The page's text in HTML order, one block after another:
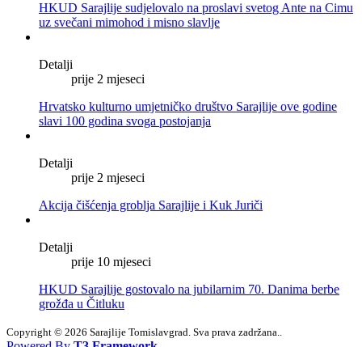
HKUD Sarajlije sudjelovalo na proslavi svetog Ante na Cimu
uz svečani mimohod i misno slavlje
Detalji
prije 2 mjeseci
Hrvatsko kulturno umjetničko društvo Sarajlije ove godine
slavi 100 godina svoga postojanja
Detalji
prije 2 mjeseci
Akcija čišćenja groblja Sarajlije i Kuk Juriči
Detalji
prije 10 mjeseci
HKUD Sarajlije gostovalo na jubilarnim 70. Danima berbe
grožđa u Čitluku
Copyright © 2026 Sarajlije Tomislavgrad. Sva prava zadržana..